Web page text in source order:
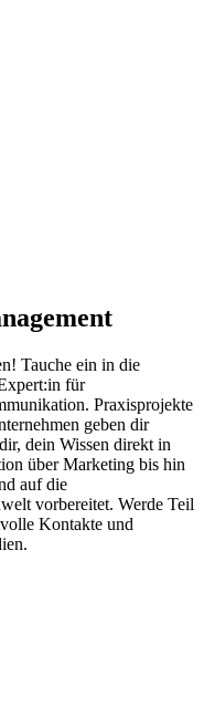
Tauche ein in die
für
Praxisprojekte
geben dir
dein Wissen direkt in
über Marketing bis hin
auf die
vorbereitet. Werde Teil
Kontakte und